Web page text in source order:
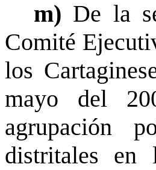
m) De la
Comité
los
mayo del
agrupación
distritales en